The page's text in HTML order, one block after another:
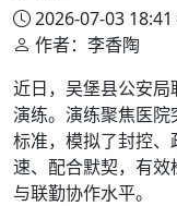
2026-07-03 18:41
作者：李香陶
近日，吴堡县公安
演练。演练聚焦医院
标准，模拟了封控
速、配合默契，有
与联勤协作水平。